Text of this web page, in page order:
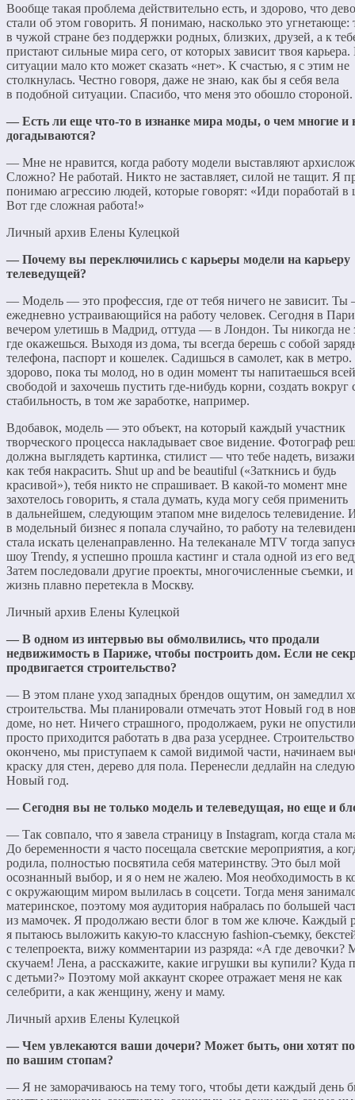
Вообще такая проблема действительно есть, и здорово, что
стали об этом говорить. Я понимаю, насколько это угнетающе:
в чужой стране без поддержки родных, близких, друзей, а к
пристают сильные мира сего, от которых зависит твоя карьера.
ситуации мало кто может сказать «нет». К счастью, я с этим не
столкнулась. Честно говоря, даже не знаю, как бы я себя вела
в подобной ситуации. Спасибо, что меня это обошло стороной.
— Есть ли еще что-то в изнанке мира моды, о чем многие и
догадываются?
— Мне не нравится, когда работу модели выставляют
Сложно? Не работай. Никто не заставляет, силой не тащит. Я
понимаю агрессию людей, которые говорят: «Иди поработай в
Вот где сложная работа!»
Личный архив Елены Кулецкой
— Почему вы переключились с карьеры модели на карьеру
телеведущей?
— Модель — это профессия, где от тебя ничего не зависит.
ежедневно устраивающийся на работу человек. Сегодня в
вечером улетишь в Мадрид, оттуда — в Лондон. Ты никогда не
где окажешься. Выходя из дома, ты всегда берешь с собой
телефона, паспорт и кошелек. Садишься в самолет, как в
здорово, пока ты молод, но в один момент ты напитаешься
свободой и захочешь пустить где-нибудь корни, создать вокруг
стабильность, в том же заработке, например.
Вдобавок, модель — это объект, на который каждый участник
творческого процесса накладывает свое видение. Фотограф
должна выглядеть картинка, стилист — что тебе надеть,
как тебя накрасить. Shut up and be beautiful («Заткнись и будь
красивой»), тебя никто не спрашивает. В какой-то момент мне
захотелось говорить, я стала думать, куда могу себя применить
в дальнейшем, следующим этапом мне виделось телевидение.
в модельный бизнес я попала случайно, то работу на
стала искать целенаправленно. На телеканале MTV тогда
шоу Trendy, я успешно прошла кастинг и стала одной из его
Затем последовали другие проекты, многочисленные съемки,
жизнь плавно перетекла в Москву.
Личный архив Елены Кулецкой
— В одном из интервью вы обмолвились, что продали
недвижимость в Париже, чтобы построить дом. Если не
продвигается строительство?
— В этом плане уход западных брендов ощутим, он замедлил
строительства. Мы планировали отмечать этот Новый год в
доме, но нет. Ничего страшного, продолжаем, руки не
просто приходится работать в два раза усерднее. Строительство
окончено, мы приступаем к самой видимой части, начинаем
краску для стен, дерево для пола. Перенесли дедлайн на
Новый год.
— Сегодня вы не только модель и телеведущая, но еще и
— Так совпало, что я завела страницу в Instagram, когда стала
До беременности я часто посещала светские мероприятия, а
родила, полностью посвятила себя материнству. Это был мой
осознанный выбор, и я о нем не жалею. Моя необходимость в
с окружающим миром вылилась в соцсети. Тогда меня
материнское, поэтому моя аудитория набралась по большей
из мамочек. Я продолжаю вести блог в том же ключе. Каждый
я пытаюсь выложить какую-то классную fashion-съемку,
с телепроекта, вижу комментарии из разряда: «А где девочки?
скучаем! Лена, а расскажите, какие игрушки вы купили? Куда
с детьми?» Поэтому мой аккаунт скорее отражает меня не как
селебрити, а как женщину, жену и маму.
Личный архив Елены Кулецкой
— Чем увлекаются ваши дочери? Может быть, они хотят
по вашим стопам?
— Я не заморачиваюсь на тему того, чтобы дети каждый день